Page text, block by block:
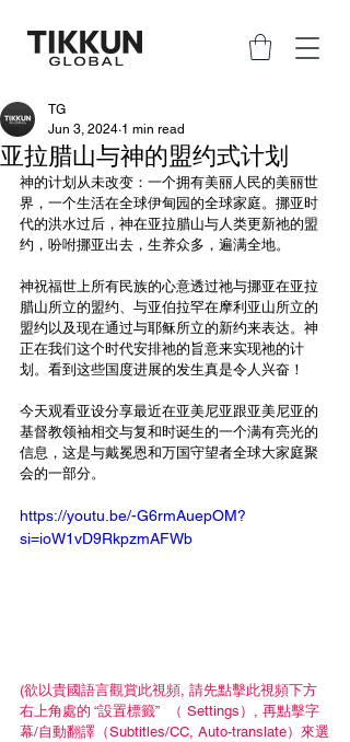
亚拉腊山与神的盟约式计划
TG
Jun 3, 2024 1 min read
神的计划从未改变：一个拥有美丽人民的美丽世
界，一个生活在全球伊甸园的全球家庭。挪亚时
代的洪水过后，神在亚拉腊山与人类更新祂的盟
约，吩咐挪亚出去，生养众多，遍满全地。
神祝福世上所有民族的心意透过祂与挪亚在亚拉
腊山所立的盟约、与亚伯拉罕在摩利亚山所立的
盟约以及现在通过与耶稣所立的新约来表达。神
正在我们这个时代安排祂的旨意来实现祂的计
划。看到这些国度进展的发生真是令人兴奋！
今天观看亚设分享最近在亚美尼亚跟亚美尼亚的
基督教领袖相交与复和时诞生的一个满有亮光的
信息，这是与戴冕恩和万国守望者全球大家庭聚
会的一部分。
https://youtu.be/-G6rmAuepOM?
si=ioW1vD9RkpzmAFWb
(欲以貴國語言觀賞此視頻, 請先點擊此視頻下方
右上角處的 “設置標籤”  （ Settings）, 再點擊字
幕/自動翻譯（Subtitles/CC, Auto-translate）來選